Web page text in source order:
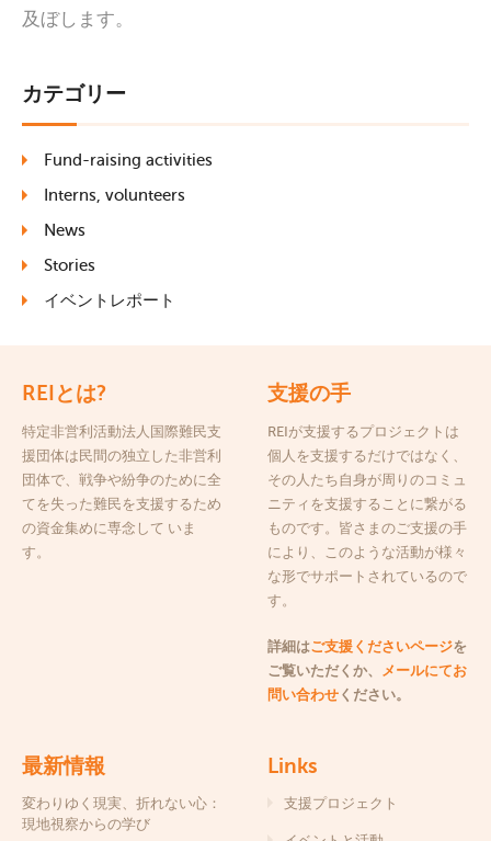
及ぼします。
カテゴリー
Fund-raising activities
Interns, volunteers
News
Stories
イベントレポート
REIとは?
特定非営利活動法人国際難民支
援団体は民間の独立した非営利
団体で、戦争や紛争のために全
てを失った難民を支援するため
の資金集めに専念して いま
す。
支援の手
REIが支援するプロジェクトは
個人を支援するだけではなく、
その人たち自身が周りのコミュ
ニティを支援することに繋がる
ものです。皆さまのご支援の手
により、このような活動が様々
な形でサポートされているので
す。
詳細はご支援くださいページを
ご覧いただくか、
メールにてお
問い合わせ ください。
最新情報
変わりゆく現実、折れない心：
現地視察からの学び
Links
支援プロジェクト